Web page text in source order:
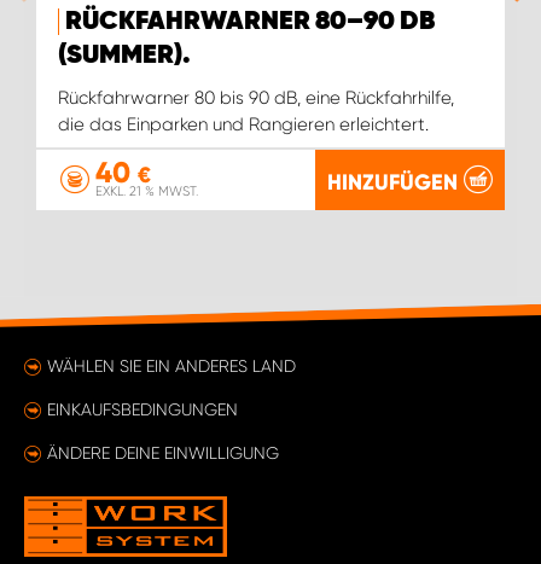
RÜCKFAHRWARNER 80–90 DB
(SUMMER).
Rückfahrwarner 80 bis 90 dB, eine Rückfahrhilfe,
die das Einparken und Rangieren erleichtert.
40 €
EXKL. 21 % MWST. HINZUFÜGEN
WÄHLEN SIE EIN ANDERES LAND
EINKAUFSBEDINGUNGEN
ÄNDERE DEINE EINWILLIGUNG